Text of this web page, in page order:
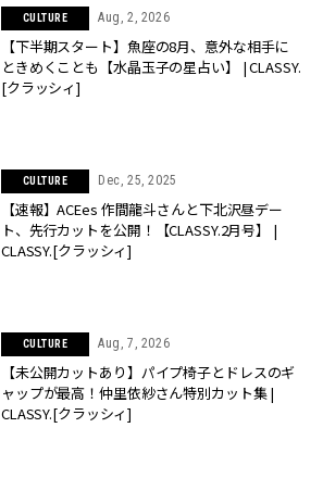
CULTURE Aug, 2, 2026
【下半期スタート】魚座の8月、意外な相手に
ときめくことも【水晶玉子の星占い】 | CLASSY.
[クラッシィ]
CULTURE Dec, 25, 2025
【速報】ACEes 作間龍斗さんと下北沢昼デー
ト、先行カットを公開！【CLASSY.2月号】 |
CLASSY.[クラッシィ]
CULTURE Aug, 7, 2026
【未公開カットあり】パイプ椅子とドレスのギ
ャップが最高！仲里依紗さん特別カット集 |
CLASSY.[クラッシィ]